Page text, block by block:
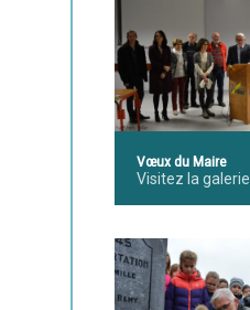
Vœux du Maire
Visitez la galerie